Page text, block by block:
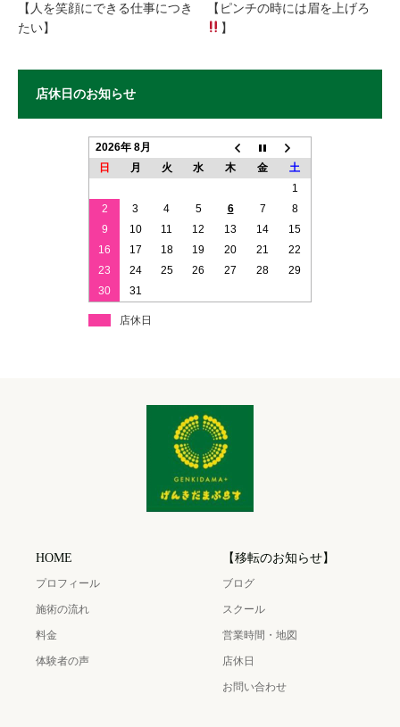
【人を笑顔にできる仕事につき
たい】
【ピンチの時には眉を上げろ
】
店休日のお知らせ
2026年 8月
日
月 火 水 木 金
土
1
2
3 4 5 6 7
8
9
10 11 12 13 14
15
16
17 18 19 20 21
22
23
24 25 26 27 28
29
30
31
店休日
HOME
プロフィール
施術の流れ
料金
体験者の声
【移転のお知らせ】
ブログ
スクール
営業時間・地図
店休日
お問い合わせ